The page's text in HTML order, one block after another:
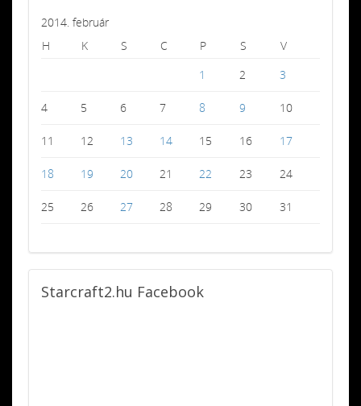
2014. február
H
K S C P S
V
1
2 3
4 5 6 7 8 9 10
11 12 13 14 15 16 17
18 19 20 21 22 23 24
25 26 27 28 29 30 31
Starcraft2.hu Facebook